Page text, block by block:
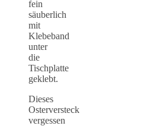
fein
säuberlich
mit
Klebeband
unter
die
Tischplatte
geklebt.
Dieses
Osterversteck
vergessen